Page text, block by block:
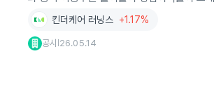
킨더케어 러닝스 +1.17%
공시 26.05.14